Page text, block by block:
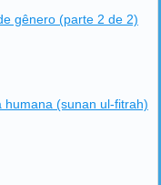
gênero (parte 2 de 2)
(sunan ul-fitrah)